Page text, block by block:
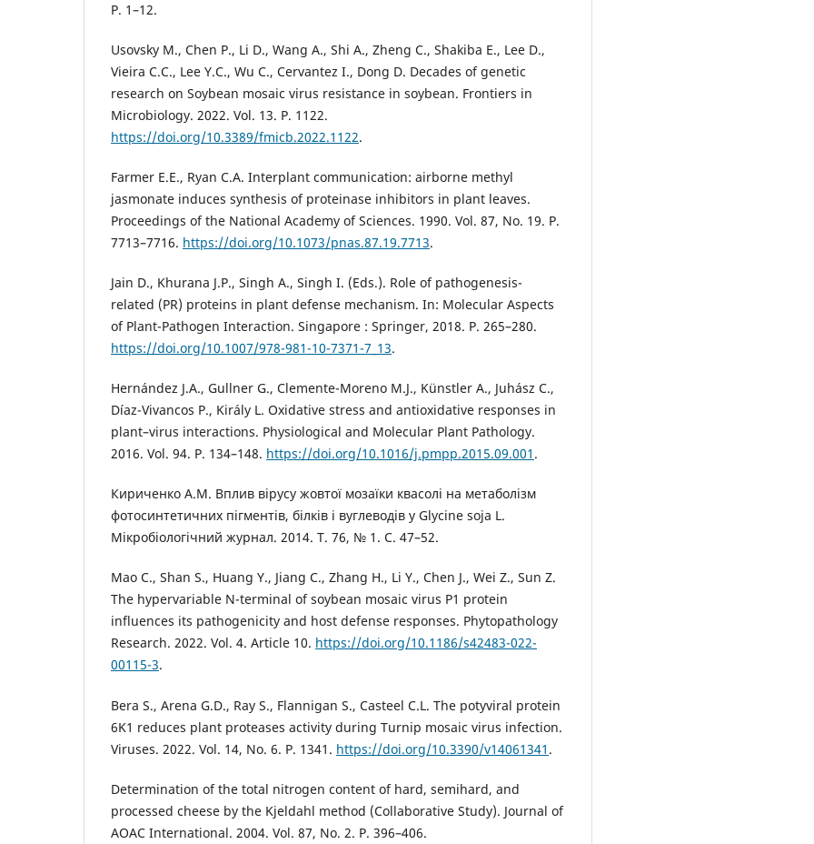
P. 1–12.
Usovsky M., Chen P., Li D., Wang A., Shi A., Zheng C., Shakiba E., Lee D.,
Vieira C.C., Lee Y.C., Wu C., Cervantez I., Dong D. Decades of genetic
research on Soybean mosaic virus resistance in soybean. Frontiers in
Microbiology. 2022. Vol. 13. P. 1122.
https://doi.org/10.3389/fmicb.2022.1122.
Farmer E.E., Ryan C.A. Interplant communication: airborne methyl
jasmonate induces synthesis of proteinase inhibitors in plant leaves.
Proceedings of the National Academy of Sciences. 1990. Vol. 87, No. 19. P.
7713–7716. https://doi.org/10.1073/pnas.87.19.7713.
Jain D., Khurana J.P., Singh A., Singh I. (Eds.). Role of pathogenesis-
related (PR) proteins in plant defense mechanism. In: Molecular Aspects
of Plant-Pathogen Interaction. Singapore : Springer, 2018. P. 265–280.
https://doi.org/10.1007/978-981-10-7371-7_13.
Hernández J.A., Gullner G., Clemente-Moreno M.J., Künstler A., Juhász C.,
Díaz-Vivancos P., Király L. Oxidative stress and antioxidative responses in
plant–virus interactions. Physiological and Molecular Plant Pathology.
2016. Vol. 94. P. 134–148. https://doi.org/10.1016/j.pmpp.2015.09.001 .
Кириченко А.М. Вплив вірусу жовтої мозаїки квасолі на метаболізм
фотосинтетичних пігментів, білків і вуглеводів у Glycine soja L.
Мікробіологічний журнал. 2014. Т. 76, № 1. С. 47–52.
Mao C., Shan S., Huang Y., Jiang C., Zhang H., Li Y., Chen J., Wei Z., Sun Z.
The hypervariable N-terminal of soybean mosaic virus P1 protein
influences its pathogenicity and host defense responses. Phytopathology
Research. 2022. Vol. 4. Article 10. https://doi.org/10.1186/s42483-022-
00115-3.
Bera S., Arena G.D., Ray S., Flannigan S., Casteel C.L. The potyviral protein
6K1 reduces plant proteases activity during Turnip mosaic virus infection.
Viruses. 2022. Vol. 14, No. 6. P. 1341. https://doi.org/10.3390/v14061341 .
Determination of the total nitrogen content of hard, semihard, and
processed cheese by the Kjeldahl method (Collaborative Study). Journal of
AOAC International. 2004. Vol. 87, No. 2. P. 396–406.